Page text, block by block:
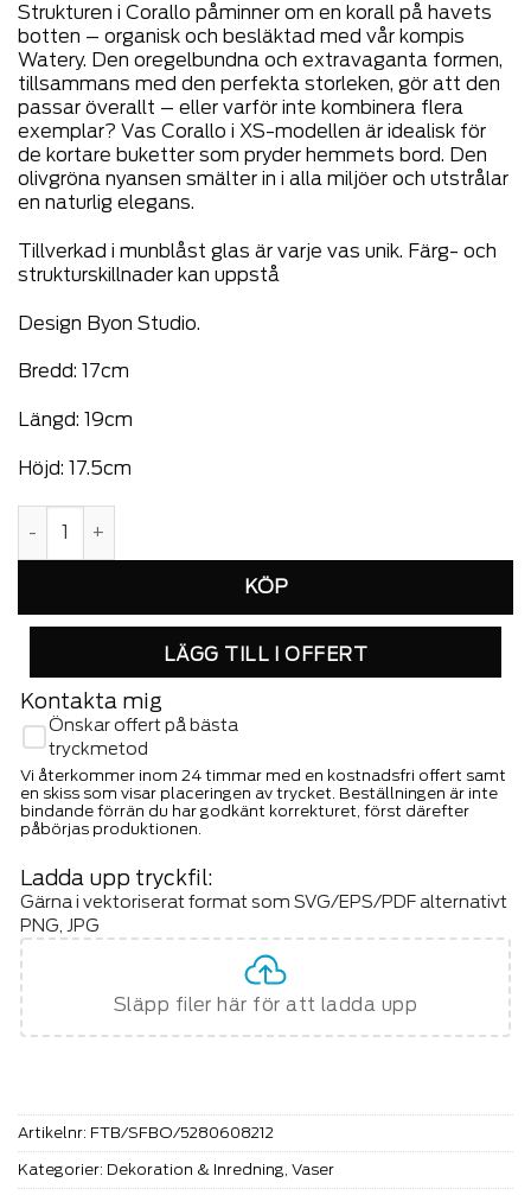
Strukturen i Corallo påminner om en korall på havets
botten – organisk och besläktad med vår kompis
Watery. Den oregelbundna och extravaganta formen,
tillsammans med den perfekta storleken, gör att den
passar överallt – eller varför inte kombinera flera
exemplar? Vas Corallo i XS-modellen är idealisk för
de kortare buketter som pryder hemmets bord. Den
olivgröna nyansen smälter in i alla miljöer och utstrålar
en naturlig elegans.
Tillverkad i munblåst glas är varje vas unik. Färg- och
strukturskillnader kan uppstå
Design Byon Studio.
Bredd: 17cm
Längd: 19cm
Höjd: 17.5cm
Kontakta mig
Önskar offert på bästa
tryckmetod
Vi återkommer inom 24 timmar med en kostnadsfri offert samt
en skiss som visar placeringen av trycket. Beställningen är inte
bindande förrän du har godkänt korrekturet, först därefter
påbörjas produktionen.
Ladda upp tryckfil:
Gärna i vektoriserat format som SVG/EPS/PDF alternativt
PNG, JPG
Släpp filer här för att ladda upp
LÄGG TILL I OFFERT
Artikelnr: FTB/SFBO/5280608212
Kategorier: Dekoration & Inredning Vaser